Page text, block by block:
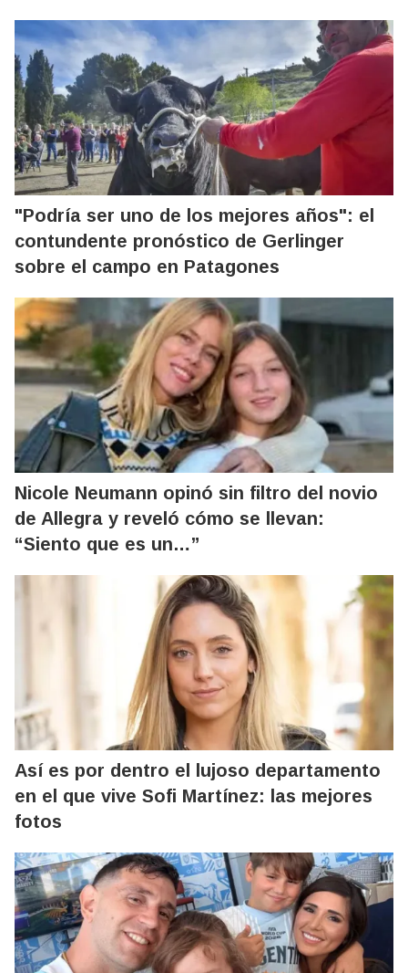
"Podría ser uno de los mejores años": el
contundente pronóstico de Gerlinger
sobre el campo en Patagones
Nicole Neumann opinó sin filtro del novio
de Allegra y reveló cómo se llevan:
“Siento que es un…”
Así es por dentro el lujoso departamento
en el que vive Sofi Martínez: las mejores
fotos